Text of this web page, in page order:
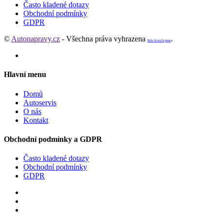
Často kladené dotazy
Obchodní podmínky
GDPR
© Autonapravy.cz - Všechna práva vyhrazena Kde doručujeme.
Hlavní menu
Domů
Autoservis
O nás
Kontakt
Obchodní podmínky a GDPR
Často kladené dotazy
Obchodní podmínky
GDPR